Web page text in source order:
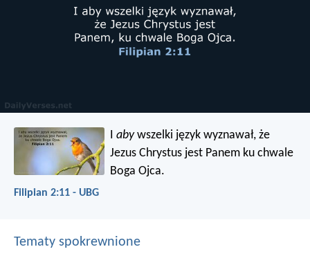
Iabywszelki język wyznawał, że
Jezus Chrystus jest Panem ku chwale
Boga Ojca.
Filipian 2:11 - UBG
Tematy spokrewnione